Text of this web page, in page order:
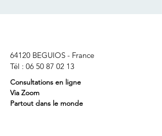
64120 BEGUIOS - France
Tél : 06 50 87 02 13
Consultations en ligne
Via Zoom
Partout dans le monde